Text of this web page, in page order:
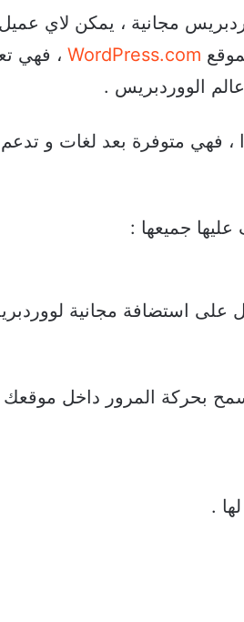
مجانية ، يمكن لاي عميل
WordPress.com ، فهي
الووردبريس .
، فهي متوفرة بعد لغات و تدعم
جميعها :
استضافة مجانية
بحركة المرور داخل
.